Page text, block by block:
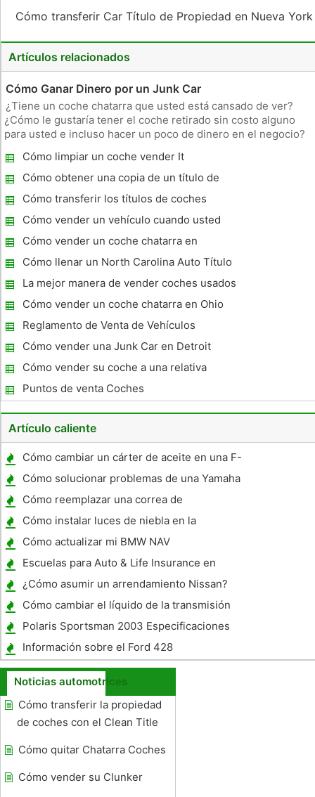
Cómo transferir Car Título de Propiedad en Nueva
Artículos relacionados
Cómo Ganar Dinero por un Junk Car
¿Tiene un coche chatarra que usted está cansado de ver?
¿Cómo le gustaría tener el coche retirado sin costo alguno
para usted e incluso hacer un poco de dinero en el negocio?
vehículo deseado. Car Título. Teléfono o conexión a Internet.
Ver
Cómo limpiar un coche vender It
Cómo obtener una copia de un título de
vehículo en CT
Cómo transferir los títulos de coches
después de la muerte en Ohio
Cómo vender un vehículo cuando usted
debe más de valor
Cómo vender un coche chatarra en
Maryland
Cómo llenar un North Carolina Auto Título
para un Nuevo Comprador
La mejor manera de vender coches usados ​​
Cómo vender un coche chatarra en Ohio
Reglamento de Venta de Vehículos
Cómo vender una Junk Car en Detroit
Cómo vender su coche a una relativa
Puntos de venta Coches
Artículo caliente
Cómo cambiar un cárter de aceite en una F-
350
Cómo solucionar problemas de una Yamaha
Stratoliner
Cómo reemplazar una correa de
distribución en un Sebring 1996
Cómo instalar luces de niebla en la
producción del sedán Sebring Sebring a
Cómo actualizar mi BMW NAV
Escuelas para Auto & Life Insurance en
California
¿Cómo asumir un arrendamiento Nissan?
Cómo cambiar el líquido de la transmisión
de Kubota Tractor
Polaris Sportsman 2003 Especificaciones
Información sobre el Ford 428
Noticias automotrices
Cómo transferir la propiedad
de coches con el Clean Title
Cómo quitar Chatarra Coches
Cómo vender su Clunker